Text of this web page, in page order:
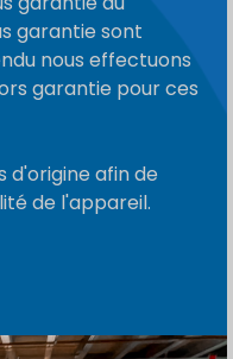
garantie sont
nous effectuons
garantie pour ces
d'origine afin de
de l'appareil.